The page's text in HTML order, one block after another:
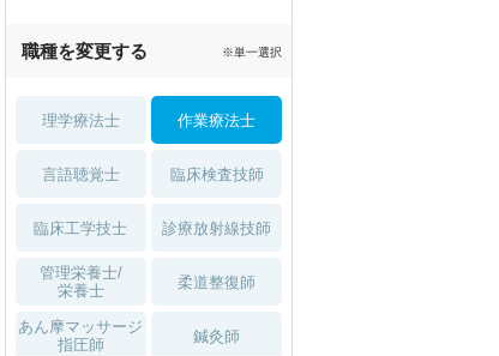
職種を変更する ※単一選択
理学療法士 作業療法士
言語聴覚士 臨床検査技師
臨床工学技士 診療放射線技師
管理栄養士/
栄養士
柔道整復師
あん摩マッサージ
指圧師
鍼灸師